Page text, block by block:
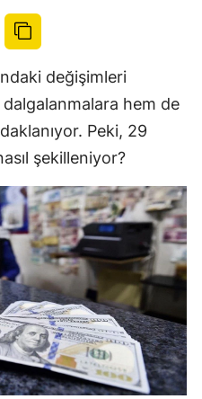
değişimleri
hem de
Peki, 29
şekilleniyor?